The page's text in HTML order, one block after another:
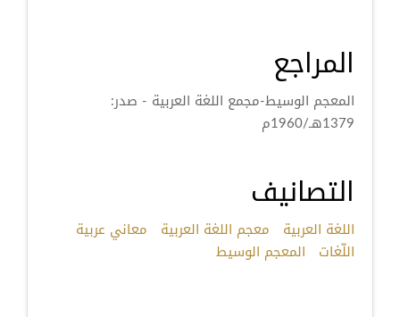
المراجع
المعجم الوسيط-مجمع اللغة العربية - صدر:
1379هـ/1960م
التصانيف
اللغة العربية معجم اللغة العربية
معاني عربية
اللّغات
المعجم الوسيط